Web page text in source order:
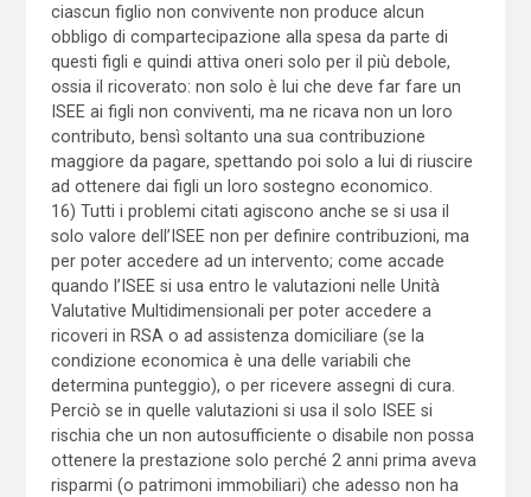
ciascun figlio non convivente non produce alcun
obbligo di compartecipazione alla spesa da parte di
questi figli e quindi attiva oneri solo per il più debole,
ossia il ricoverato: non solo è lui che deve far fare un
ISEE ai figli non conviventi, ma ne ricava non un loro
contributo, bensì soltanto una sua contribuzione
maggiore da pagare, spettando poi solo a lui di riuscire
ad ottenere dai figli un loro sostegno economico.
16) Tutti i problemi citati agiscono anche se si usa il
solo valore dell’ISEE non per definire contribuzioni, ma
per poter accedere ad un intervento; come accade
quando l’ISEE si usa entro le valutazioni nelle Unità
Valutative Multidimensionali per poter accedere a
ricoveri in RSA o ad assistenza domiciliare (se la
condizione economica è una delle variabili che
determina punteggio), o per ricevere assegni di cura.
Perciò se in quelle valutazioni si usa il solo ISEE si
rischia che un non autosufficiente o disabile non possa
ottenere la prestazione solo perché 2 anni prima aveva
risparmi (o patrimoni immobiliari) che adesso non ha